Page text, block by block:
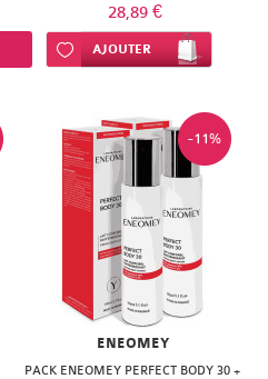
28,89 €
Ajouter à ma liste d’envie
AJOUTER
-11%
ENEOMEY
PACK ENEOMEY PERFECT BODY 30 +